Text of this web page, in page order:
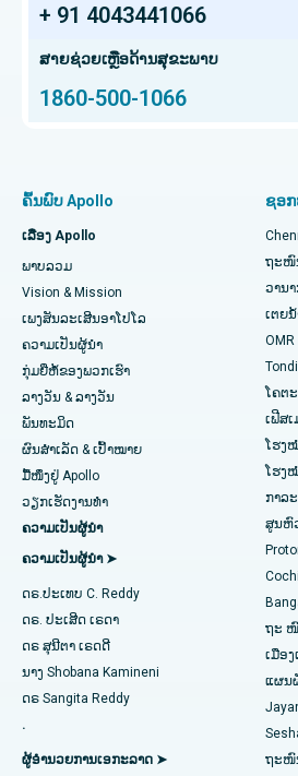
ຊອກຫາແພດຜ່າຕັດປ່ຽນຖ່າຍອ
ຊອກຫາຜູ້ຊ່ຽວຊານດ້ານຫູ ດັງ ດັ
ຊອກຫາໝໍແຂ້ວ
ຊອກຫາແພດເດັກ
ຊອກຫາແພດຜິວໜັງ
ຊອກຫາແພດຊ່ຽວຊານດ້ານລະບົ
ປັດສະວະ
ຊອກຫາແພດຜູ້ຊ່ຽວຊານດ້ານພ
ຊອກຫາແພດຊ່ຽວຊານດ້ານພະຍ
ໂຮງໝໍມະເຮັງທີ່ດີທີ່ສຸດໃນ HSR Layout,
ສູນມະເຮັງໂປຣຕອນທີ່ດີທີ່ສຸດໃນ Chennai
ໂຮງໝໍເດັກທີ່ດີທີ່ສຸດໃນ Thousand Lights,
ໂຮງໝໍທີ່ດີທີ່ສຸດໃນ PH Road, Chennai
ສູນຫົວໃຈທີ່ດີທີ່ສຸດໃນ Thousand Lights,
ໂຮງໝໍທີ່ດີທີ່ສຸດໃນ Jubilee Hills,
ໂຮງໝໍທີ່ດີທີ່ສຸດໃນ Tondiarpet, Chennai
ໂຮງໝໍທີ່ດີທີ່ສຸດໃນ Kotturpuram,
ໂຮງຫມໍທີ່ດີທີ່ສຸດໃນຖະຫນົນ Kovai, Karur
ໂຮງໝໍທີ່ດີທີ່ສຸດໃນ Karapakkam,
ໂຮງໝໍທີ່ດີທີ່ສຸດໃນ Arilova, Vizag
ໂຮງໝໍທີ່ດີທີ່ສຸດໃນ Kanpur Road,
ໂຮງໝໍທີ່ດີທີ່ສຸດໃນເຂດ 26, Noida
ໂຮງໝໍທີ່ດີທີ່ສຸດໃນ Gandhinagar,
ໂຮງໝໍທີ່ດີທີ່ສຸດໃນ Aragonda, Andhra
ໂຮງໝໍທີ່ດີທີ່ສຸດໃນຖະໜົນ Bannerghatta,
ການປັ້ນປອດ
ສະໂພກ Arthroscopy
Total Hip Replacement
ໄວຕິດຕາມການທົດແທນ Knee Knee
Sleeve Gastrectomy
ການຜ່າຕັດ Lasik
ໂຣກຜີວ ໜັງ
liposuction
Coronary Angiogram
Transcatheter Aortic Valve ປ່ຽນແທນ
ສ້ອມແປງວາວ MitraClip
ການຜ່າຕັດຫົວໃຈແບບຮຸກຮານໜ້ອຍສຸດ
catheter Ablation
ການຜ່າຕັດຟື້ນຟູ ACL
ການປ່ຽນແທນບ່າໄຫລ່
Ablation Endometrial
+ 91 4043441066
ສາຍຊ່ວຍເຫຼືອດ້ານສຸຂະພາບ
1860-500-1066
ຄົ້ນພົບ Apollo
ເລື່ອງ Apollo
ພາບລວມ
Vision & Mission
ເພງສັນລະເສີນອາໂປໂລ
ຄວາມເປັນຜູ້ນໍາ
ກຸ່ມຍີ່ຫໍ້ຂອງພວກເຮົາ
ລາງວັນ & ລາງວັນ
ພັນທະມິດ
ຜົນສຳເລັດ & ເປົ້າໝາຍ
ມື້ໜຶ່ງຢູ່ Apollo
ວຽກເຮັດງານທໍາ
ຄວາມເປັນຜູ້ນໍາ
ຄວາມເປັນຜູ້ນໍາ ➤
ດຣ.ປະເທບ C. Reddy
ດຣ. ປະເສີດ ເຣດາ
ດຣ ສຸນີຕາ ເຣດດີ
ນາງ Shobana Kamineni
ດຣ Sangita Reddy
.
ຜູ້ອໍານວຍການເອກະລາດ ➤
ຊອ
ຖະໜົ
ວານ
ເຕຍ
OMR
ໂຄຕ
ເຟີສ
ໂຮງ
ໂຮງ
ກາລ
ສູນຫົ
ຖະ ໜົ
ເມືອ
ແຜນ
ຖະໜົ